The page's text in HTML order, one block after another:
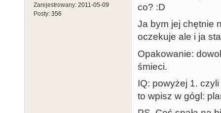
Zarejestrowany: 2011-05-09
Posty: 356
co? :D
Ja bym jej chętnie
oczekuje ale i ja
Opakowanie:
śmieci.
IQ: powyżej 1.
to wpisz w gógl: